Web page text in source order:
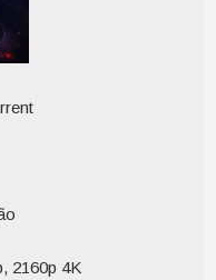
2160p 4K